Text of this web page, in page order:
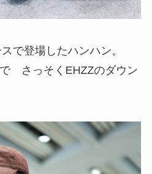
で登場したハンハン。
さっそくEHZZのダウン